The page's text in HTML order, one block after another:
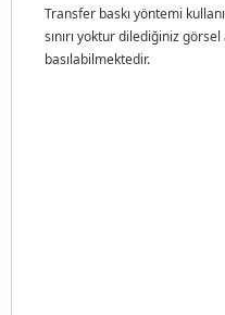
Transfer baskı yöntemi
sınırı yoktur dilediğiniz
basılabilmektedir.